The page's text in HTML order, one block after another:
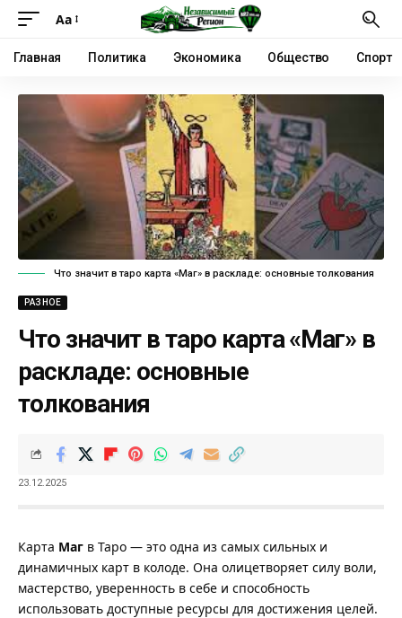
Аа
Главная Политика Экономика Общество Спорт
Что значит в таро карта «Маг» в раскладе: основные толкования
РАЗНОЕ
Что значит в таро карта «Маг» в
раскладе: основные
толкования
23.12.2025
Карта Маг в Таро — это одна из самых сильных и
динамичных карт в колоде. Она олицетворяет силу воли,
мастерство, уверенность в себе и способность
использовать доступные ресурсы для достижения целей.